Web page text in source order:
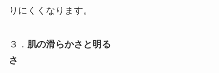
りにくくなります。
３． 肌の滑らかさと明る
さ